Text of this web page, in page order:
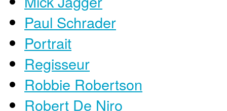
Paul Schrader
Portrait
Regisseur
Robbie Robertson
Robert De Niro